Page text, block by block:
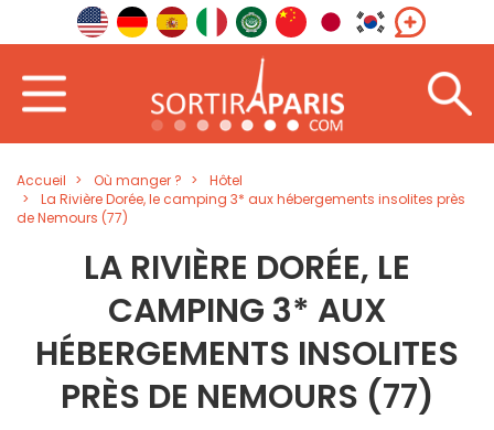
Accueil Où manger ?
Hôtel
La Rivière Dorée, le camping 3* aux hébergements insolites près
de Nemours (77)
LA RIVIÈRE DORÉE, LE
CAMPING 3* AUX
HÉBERGEMENTS INSOLITES
PRÈS DE NEMOURS (77)